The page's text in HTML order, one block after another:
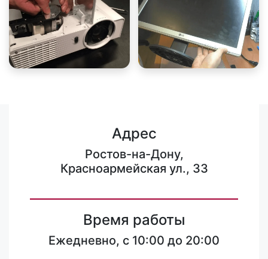
Адрес
Ростов-на-Дону,
Красноармейская ул., 33
Время работы
Ежедневно, с 10:00 до 20:00